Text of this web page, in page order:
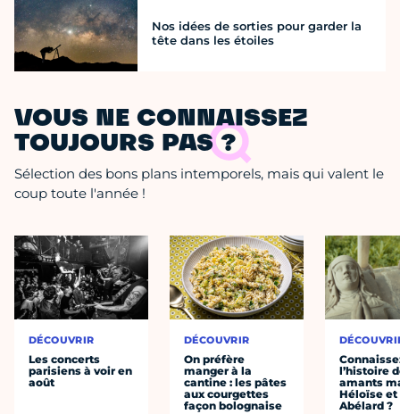
Nos idées de sorties pour garder la
tête dans les étoiles
VOUS NE CONNAISSEZ
TOUJOURS PAS ?
Sélection des bons plans intemporels, mais qui valent le
coup toute l'année !
DÉCOUVRIR
Les concerts
parisiens à voir en
août
DÉCOUVRIR
On préfère
manger à la
cantine : les pâtes
aux courgettes
façon bolognaise
l’histoire
amants
Héloïse et
Abélard ?